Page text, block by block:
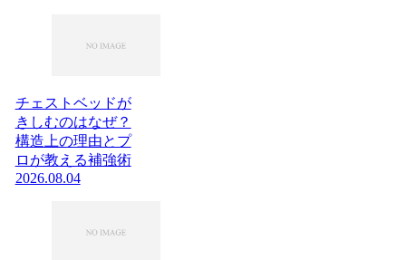
チェストベッドが
きしむのはなぜ？
構造上の理由とプ
ロが教える補強術
2026.08.04